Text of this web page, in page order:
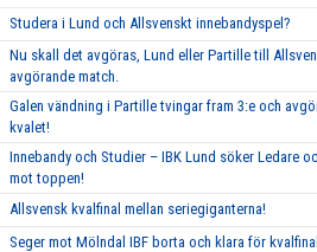
Studera i Lund och Allsvenskt innebandyspel?
Nu skall det avgöras, Lund eller Partille till
avgörande match.
Galen vändning i Partille tvingar fram 3:e och
kvalet!
Innebandy och Studier – IBK Lund söker Ledare
mot toppen!
Allsvensk kvalfinal mellan seriegiganterna!
Seger mot Mölndal IBF borta och klara för